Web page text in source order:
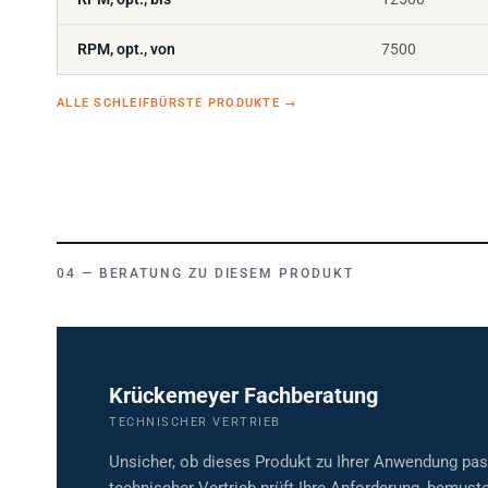
RPM, opt., von 7500
ALLE SCHLEIFBÜRSTE PRODUKTE
BERATUNG ZU DIESEM PRODUKT
Krückemeyer Fachberatung
TECHNISCHER VERTRIEB
Unsicher, ob dieses Produkt zu Ihrer Anwendung
technischer Vertrieb prüft Ihre Anforderung,